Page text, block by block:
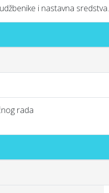
i nastavna sredstva.
rada